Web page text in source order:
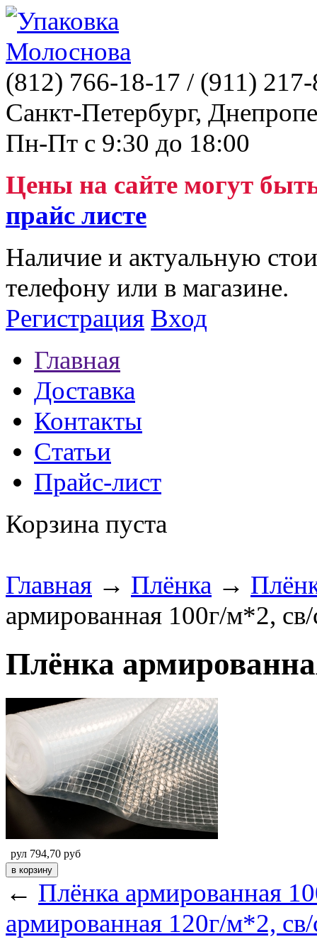
(812) 766-18-17 / (911)
Санкт-Петербург,
Пн-Пт с 9:30 до 18:00
Цены на сайте могут
прайс листе
Наличие и актуальную
телефону или в магазине.
Регистрация Вход
Главная
Доставка
Контакты
Статьи
Прайс-лист
Корзина пуста
Главная → Плёнка →
армированная 100г/м*2,
Плёнка
рул 794,70 руб
← Плёнка армированная
армированная 120г/м*2,